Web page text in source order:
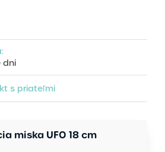
dni
s priateľmi
miska UFO 18 cm